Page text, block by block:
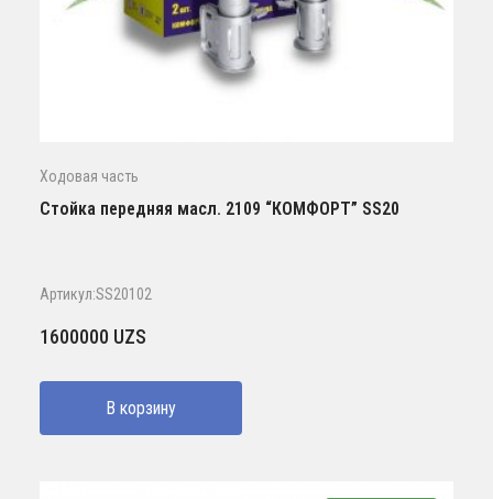
Ходовая часть
Стойка передняя масл. 2109 “КОМФОРТ” SS20
Артикул:SS20102
1600000 UZS
В корзину